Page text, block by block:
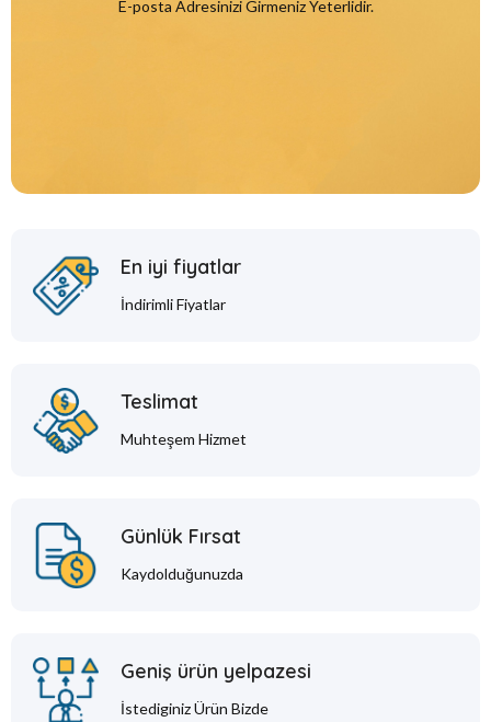
E-posta Adresinizi Girmeniz Yeterlidir.
En iyi fiyatlar
İndirimli Fiyatlar
Teslimat
Muhteşem Hizmet
Günlük Fırsat
Kaydolduğunuzda
Geniş ürün yelpazesi
İstediginiz Ürün Bizde